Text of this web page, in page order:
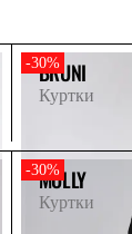
-30%
BRUNI
Куртки
-30%
MOLLY
Куртки